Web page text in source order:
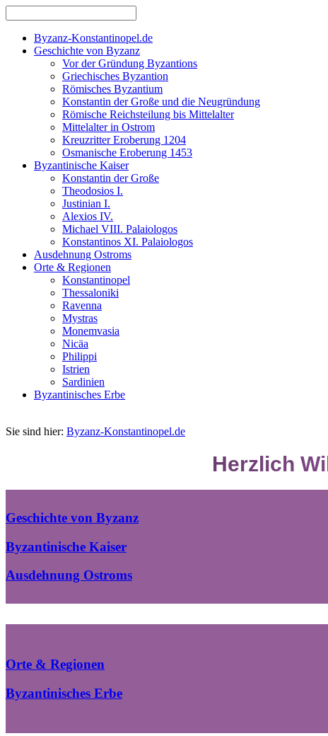
Byzanz-Konstantinopel.de
Geschichte von Byzanz
Vor der Gründung Byzantions
Griechisches Byzantion
Römisches Byzantium
Konstantin der Große und die Neugründung
Römische Reichsteilung bis Mittelalter
Mittelalter in Ostrom
Kreuzritter Eroberung 1204
Osmanische Eroberung 1453
Byzantinische Kaiser
Konstantin der Große
Theodosios I.
Justinian I.
Alexios IV.
Michael VIII. Palaiologos
Konstantinos XI. Palaiologos
Ausdehnung Ostroms
Orte & Regionen
Konstantinopel
Thessaloniki
Ravenna
Mystras
Monemvasia
Nicäa
Philippi
Istrien
Sardinien
Byzantinisches Erbe
Sie sind hier: Byzanz-Konstantinopel.de
Herzlich
Geschichte von Byzanz
Byzantinische Kaiser
Ausdehnung Ostroms
Orte & Regionen
Byzantinisches Erbe